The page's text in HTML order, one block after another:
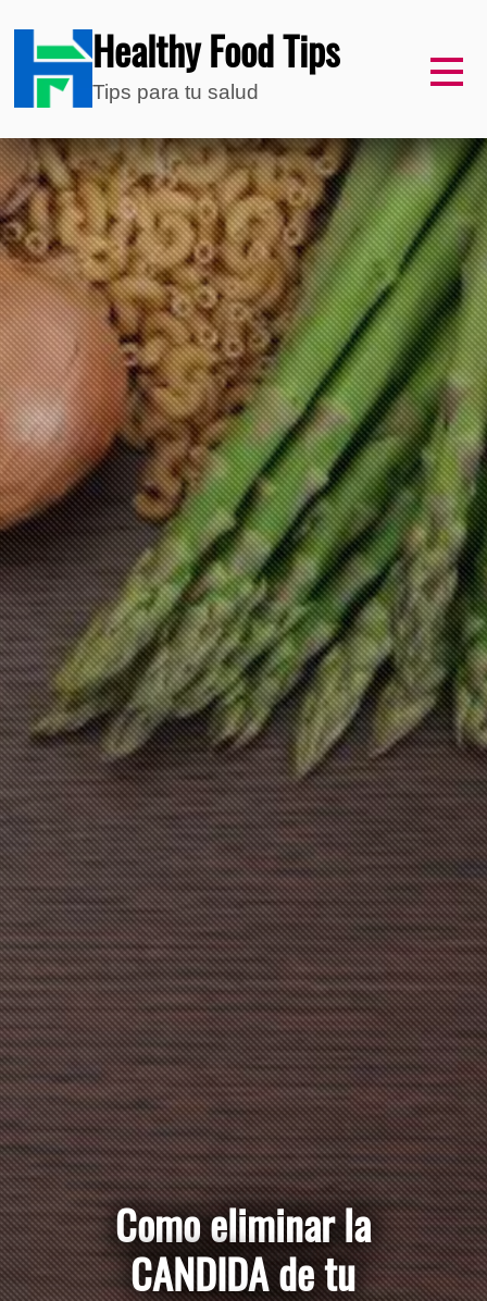
Healthy Food Tips
Tips para tu salud
Como eliminar
la CANDIDA de